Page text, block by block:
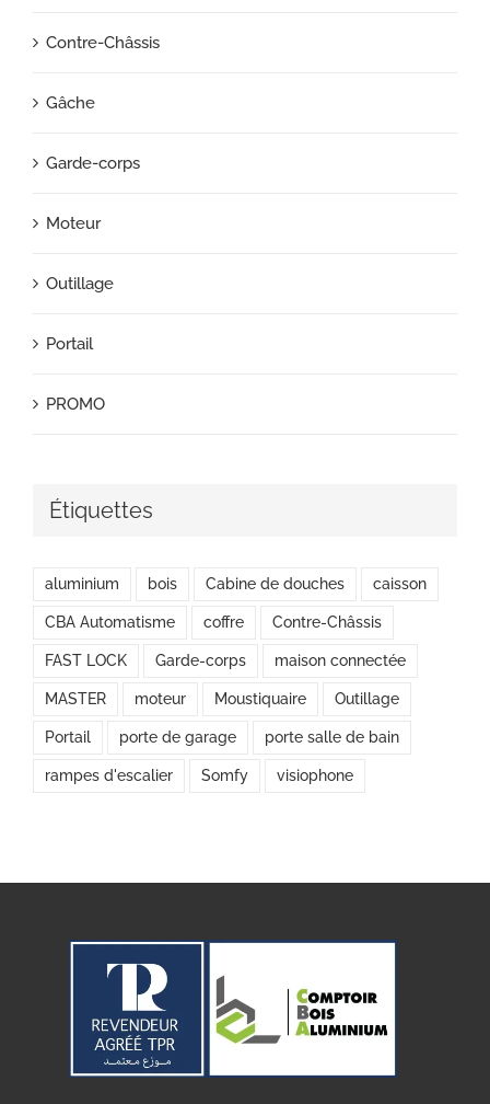
Contre-Châssis
Gâche
Garde-corps
Moteur
Outillage
Portail
PROMO
Étiquettes
aluminium bois Cabine de douches caisson
CBA Automatisme coffre Contre-Châssis
FAST LOCK Garde-corps maison connectée
MASTER moteur Moustiquaire Outillage
Portail porte de garage porte salle de bain
rampes d'escalier Somfy visiophone